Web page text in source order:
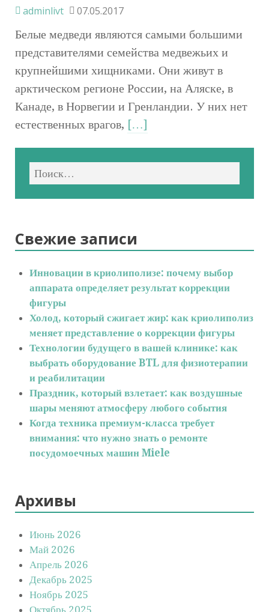
adminlivt 07.05.2017
Белые медведи являются самыми большими
представителями семейства медвежьих и
крупнейшими хищниками. Они живут в
арктическом регионе России, на Аляске, в
Канаде, в Норвегии и Гренландии. У них нет
естественных врагов, […]
Свежие записи
Инновации в криолиполизе: почему выбор
аппарата определяет результат коррекции
фигуры
Холод, который сжигает жир: как криолиполиз
меняет представление о коррекции фигуры
Технологии будущего в вашей клинике: как
выбрать оборудование BTL для физиотерапии
и реабилитации
Праздник, который взлетает: как воздушные
шары меняют атмосферу любого события
Когда техника премиум-класса требует
внимания: что нужно знать о ремонте
посудомоечных машин Miele
Архивы
Июнь 2026
Май 2026
Апрель 2026
Декабрь 2025
Ноябрь 2025
Октябрь 2025